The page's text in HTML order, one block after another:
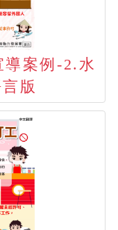
導案例-2.水
版